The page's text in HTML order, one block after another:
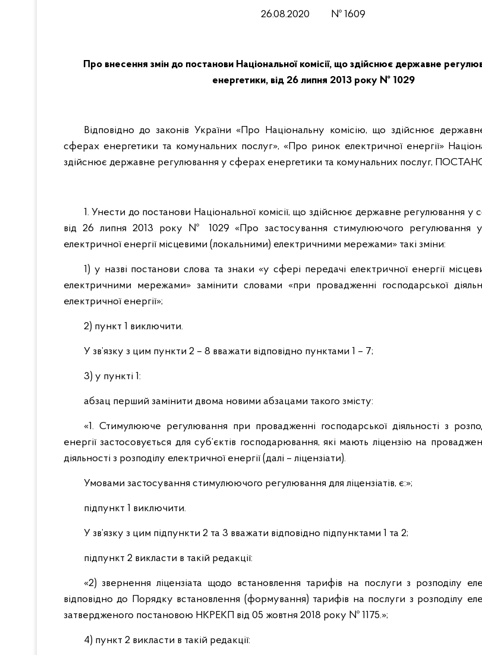
26.08.2020 № 1609
Про внесення змін до постанови Національної комісії, що здійснює державне
енергетики, від 26 липня 2013 року № 1029
Відповідно до законів України «Про Національну комісію, що здійснює
сферах енергетики та комунальних послуг», «Про ринок електричної енергії»
здійснює державне регулювання у сферах енергетики та комунальних послуг,
1. Унести до постанови Національної комісії, що здійснює державне регулювання у
від 26 липня 2013 року № 1029 «Про застосування стимулюючого регулювання у
електричної енергії місцевими (локальними) електричними мережами» такі зміни:
1) у назві постанови слова та знаки «у сфері передачі електричної енергії
електричними мережами» замінити словами «при провадженні господарської
електричної енергії»;
2) пункт 1 виключити.
У зв’язку з цим пункти 2 – 8 вважати відповідно пунктами 1 – 7;
3) у пункті 1:
абзац перший замінити двома новими абзацами такого змісту:
«1. Стимулююче регулювання при провадженні господарської діяльності з
енергії застосовується для суб’єктів господарювання, які мають ліцензію на
діяльності з розподілу електричної енергії (далі – ліцензіати).
Умовами застосування стимулюючого регулювання для ліцензіатів, є:»;
підпункт 1 виключити.
У зв’язку з цим підпункти 2 та 3 вважати відповідно підпунктами 1 та 2;
підпункт 2 викласти в такій редакції:
«2) звернення ліцензіата щодо встановлення тарифів на послуги з розподілу
відповідно до Порядку встановлення (формування) тарифів на послуги з розподілу
затвердженого постановою НКРЕКП від 05 жовтня 2018 року № 1175.»;
4) пункт 2 викласти в такій редакції: